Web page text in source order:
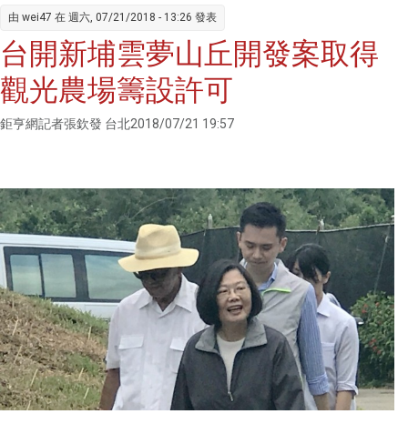
紅創半
年新高
由 wei47 在 週六, 07/21/2018 - 13:26 發表
台開新埔雲夢山丘開發案取得
觀光農場籌設許可
鉅亨網記者張欽發 台北2018/07/21 19:57